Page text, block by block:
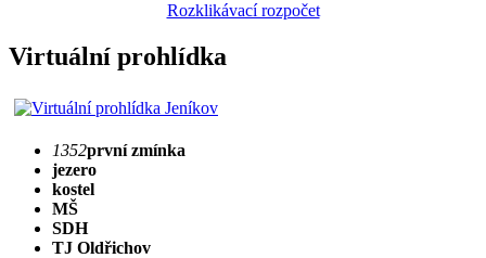
Rozklikávací rozpočet
Virtuální prohlídka
1352první zmínka
jezero
kostel
MŠ
SDH
TJ Oldřichov